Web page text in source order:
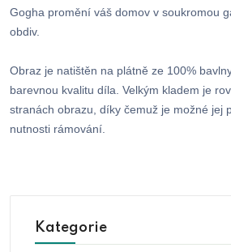
Gogha promění váš domov v soukromou
obdiv.
Obraz je natištěn na plátně ze 100%
barevnou kvalitu díla. Velkým kladem je
stranách obrazu, díky čemuž je možné jej
nutnosti rámování.
Kategorie